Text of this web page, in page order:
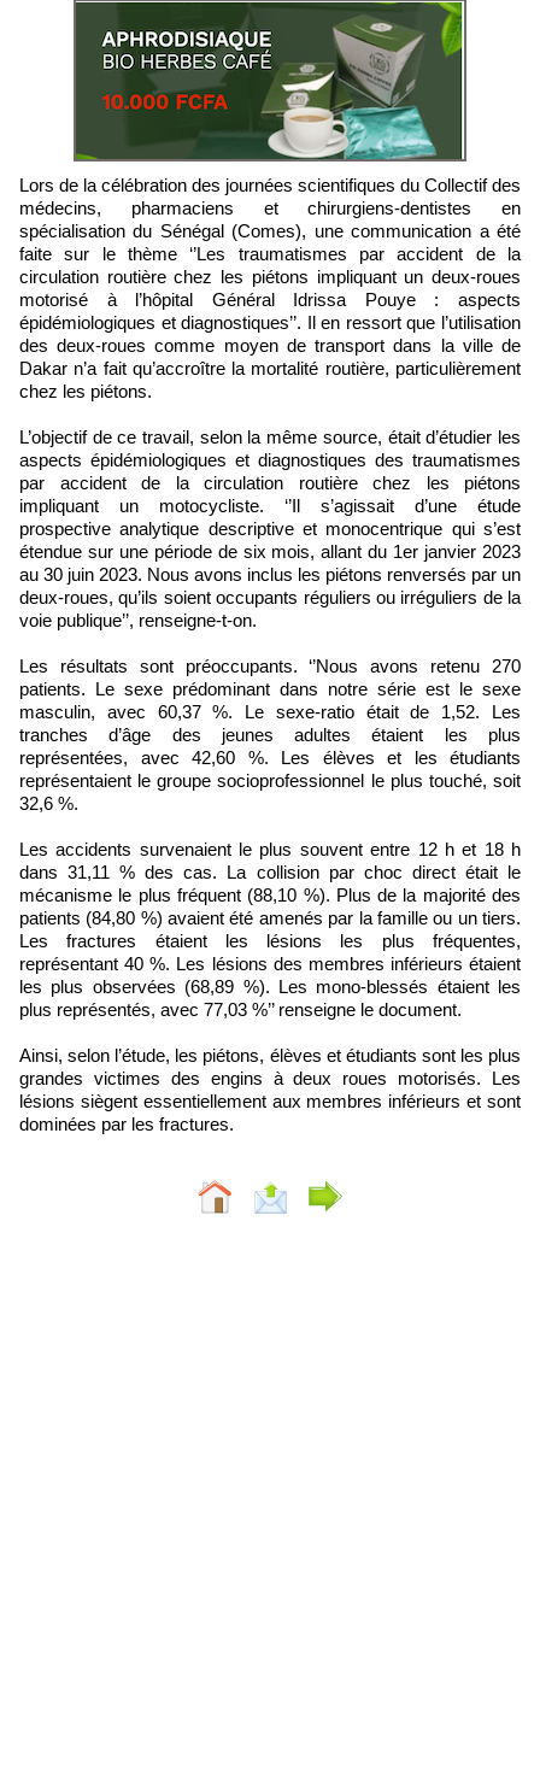
Lors de la célébration des journées scientifiques du Collectif des
médecins, pharmaciens et chirurgiens-dentistes en
spécialisation du Sénégal (Comes), une communication a été
faite sur le thème ‘’Les traumatismes par accident de la
circulation routière chez les piétons impliquant un deux-roues
motorisé à l’hôpital Général Idrissa Pouye : aspects
épidémiologiques et diagnostiques’’. Il en ressort que l’utilisation
des deux-roues comme moyen de transport dans la ville de
Dakar n’a fait qu’accroître la mortalité routière, particulièrement
chez les piétons.
L’objectif de ce travail, selon la même source, était d’étudier les
aspects épidémiologiques et diagnostiques des traumatismes
par accident de la circulation routière chez les piétons
impliquant un motocycliste. ‘’Il s’agissait d’une étude
prospective analytique descriptive et monocentrique qui s’est
étendue sur une période de six mois, allant du 1er janvier 2023
au 30 juin 2023. Nous avons inclus les piétons renversés par un
deux-roues, qu’ils soient occupants réguliers ou irréguliers de la
voie publique’’, renseigne-t-on.
Les résultats sont préoccupants. ‘’Nous avons retenu 270
patients. Le sexe prédominant dans notre série est le sexe
masculin, avec 60,37 %. Le sexe-ratio était de 1,52. Les
tranches d’âge des jeunes adultes étaient les plus
représentées, avec 42,60 %. Les élèves et les étudiants
représentaient le groupe socioprofessionnel le plus touché, soit
32,6 %.
Les accidents survenaient le plus souvent entre 12 h et 18 h
dans 31,11 % des cas. La collision par choc direct était le
mécanisme le plus fréquent (88,10 %). Plus de la majorité des
patients (84,80 %) avaient été amenés par la famille ou un tiers.
Les fractures étaient les lésions les plus fréquentes,
représentant 40 %. Les lésions des membres inférieurs étaient
les plus observées (68,89 %). Les mono-blessés étaient les
plus représentés, avec 77,03 %’’ renseigne le document.
Ainsi, selon l’étude, les piétons, élèves et étudiants sont les plus
grandes victimes des engins à deux roues motorisés. Les
lésions siègent essentiellement aux membres inférieurs et sont
dominées par les fractures.